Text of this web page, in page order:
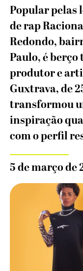
Popular pelas
de rap
Redondo,
Paulo, é
produtor e
Guxtrava, de
transformou
inspiração
com o perfil
5 de março de